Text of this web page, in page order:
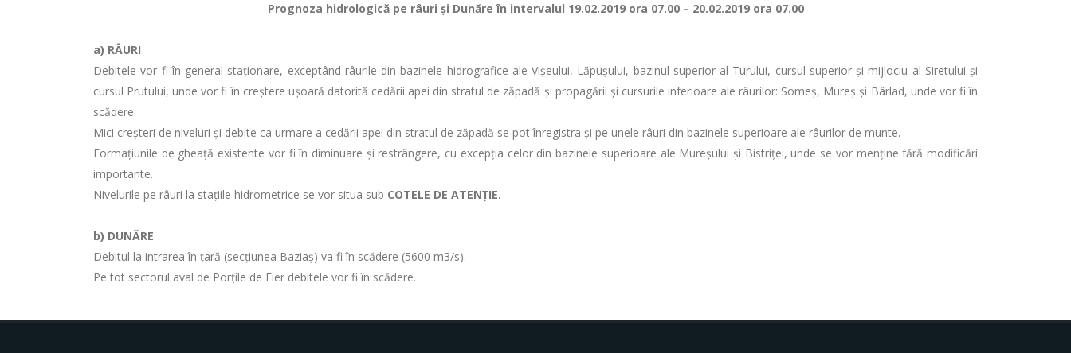
Prognoza hidrologică pe râuri şi Dunăre în intervalul 19.02.2019 ora 07.00 – 20.02.2019 ora 07.00
a) RÂURI
Debitele vor fi în general staţionare, exceptând râurile din bazinele hidrografice ale Vișeului, Lăpușului, bazinul superior al Turului, cursul superior și mijlociu al Siretului şi
cursul Prutului, unde vor fi în creştere uşoară datorită cedării apei din stratul de zăpadă şi propagării şi cursurile inferioare ale râurilor: Someș, Mureș și Bârlad, unde vor fi în
scădere.
Mici creșteri de niveluri și debite ca urmare a cedării apei din stratul de zăpadă se pot înregistra și pe unele râuri din bazinele superioare ale râurilor de munte.
Formațiunile de gheață existente vor fi în diminuare și restrângere, cu excepția celor din bazinele superioare ale Mureșului și Bistriței, unde se vor menține fără modificări
importante.
Nivelurile pe râuri la stațiile hidrometrice se vor situa sub COTELE DE ATENȚIE.
b) DUNĂRE
Debitul la intrarea în ţară (secţiunea Baziaş) va fi în scădere (5600 m3/s).
Pe tot sectorul aval de Porţile de Fier debitele vor fi în scădere.